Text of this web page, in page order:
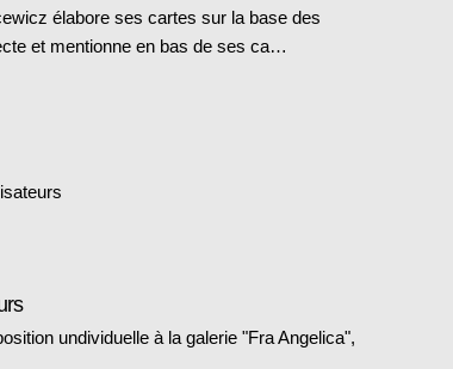
élabore ses cartes sur la base des
et mentionne en bas de ses ca…
undividuelle à la galerie "Fra Angelica",